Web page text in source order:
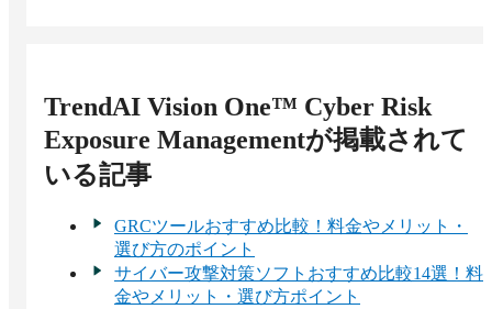
TrendAI Vision One™ Cyber Risk
Exposure Managementが掲載されて
いる記事
GRCツールおすすめ比較！料金やメリット・
選び方のポイント
サイバー攻撃対策ソフトおすすめ比較14選！料
金やメリット・選び方ポイント